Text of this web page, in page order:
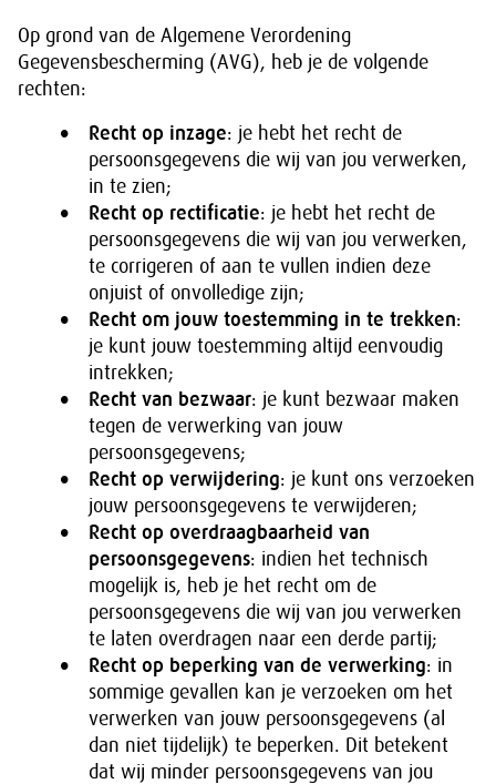
Op grond van de Algemene Verordening
Gegevensbescherming (AVG), heb je de volgende
rechten:
Recht op inzage: je hebt het recht de
persoonsgegevens die wij van jou verwerken,
in te zien;
Recht op rectificatie: je hebt het recht de
persoonsgegevens die wij van jou verwerken,
te corrigeren of aan te vullen indien deze
onjuist of onvolledige zijn;
Recht om jouw toestemming in te trekken:
je kunt jouw toestemming altijd eenvoudig
intrekken;
Recht van bezwaar: je kunt bezwaar maken
tegen de verwerking van jouw
persoonsgegevens;
Recht op verwijdering: je kunt ons verzoeken
jouw persoonsgegevens te verwijderen;
Recht op overdraagbaarheid van
persoonsgegevens: indien het technisch
mogelijk is, heb je het recht om de
persoonsgegevens die wij van jou verwerken
te laten overdragen naar een derde partij;
Recht op beperking van de verwerking: in
sommige gevallen kan je verzoeken om het
verwerken van jouw persoonsgegevens (al
dan niet tijdelijk) te beperken. Dit betekent
dat wij minder persoonsgegevens van jou